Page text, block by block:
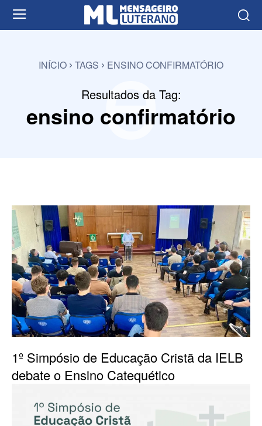
INÍCIO TAGS ENSINO CONFIRMATÓRIO
Resultados da Tag:
ensino confirmatório
e
1º Simpósio de Educação Cristã da IELB
debate o Ensino Catequético